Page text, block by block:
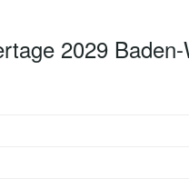
2029